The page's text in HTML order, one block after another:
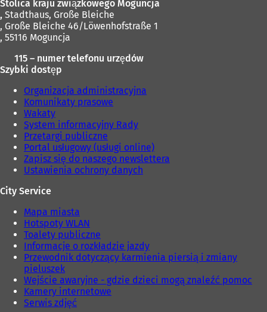
Stolica kraju związkowego Moguncja
, Stadthaus, Große Bleiche
, Große Bleiche 46/Löwenhofstraße 1
, 55116 Moguncja
115 – numer telefonu urzędów
Szybki dostęp
Organizacja administracyjna
Komunikaty prasowe
Wakaty
System informacyjny Rady
Przetargi publiczne
Portal usługowy (usługi online)
Zapisz się do naszego newslettera
Ustawienia ochrony danych
City Service
Mapa miasta
Hotspoty WLAN
Toalety publiczne
Informacje o rozkładzie jazdy
Przewodnik dotyczący karmienia piersią i zmiany
pieluszek
Wejście awaryjne - gdzie dzieci mogą znaleźć pomoc
Kamery internetowe
Serwis zdjęć